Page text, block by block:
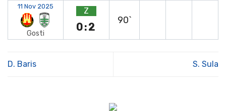
11 Nov 2025
Gosti
Z
0:2
90`
D. Baris S. Sula